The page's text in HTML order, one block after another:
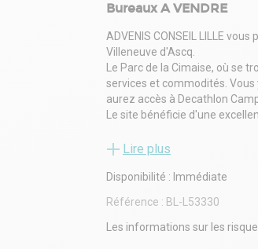
Bureaux A VENDRE
ADVENIS CONSEIL LILLE
Villeneuve d'Ascq.
Le Parc de la Cimaise, où se
services et commodités.
aurez accès à Decathlon
Le site bénéficie d'une
Le bâtiment offre de
d'escaliers et deux
vue sur les environs. La
fonctionnel et bien situé.
Lire plus
Disponibilité : Immédiate
Référence : BL-L53330
Les informations sur les